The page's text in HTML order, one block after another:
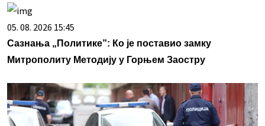
05. 08. 2026 15:45
Сазнања „Политике”: Ко је поставио замку
Митрополиту Методију у Горњем Заостру